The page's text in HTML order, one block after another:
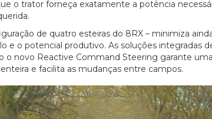
o trator forneça exatamente a potência
de quatro esteiras do 8RX – minimiza
e o potencial produtivo. As soluções integradas
novo Reactive Command Steering garante
e facilita as mudanças entre campos.
27/07/2026